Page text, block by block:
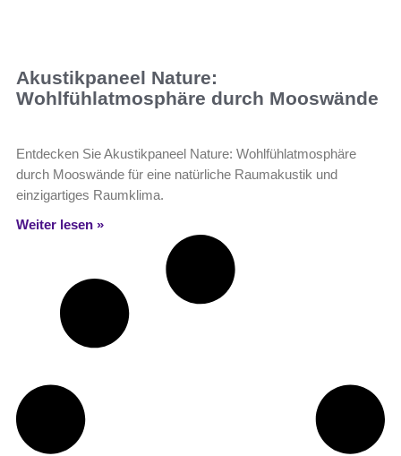
Akustikpaneel Nature:
Wohlfühlatmosphäre durch Mooswände
Entdecken Sie Akustikpaneel Nature: Wohlfühlatmosphäre
durch Mooswände für eine natürliche Raumakustik und
einzigartiges Raumklima.
Weiter lesen »